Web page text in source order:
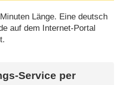
Länge. Eine deutsch
auf dem Internet-Portal
Service per